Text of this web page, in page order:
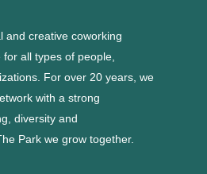
and creative coworking
all types of people,
For over 20 years, we
with a strong
diversity and
Park we grow together.